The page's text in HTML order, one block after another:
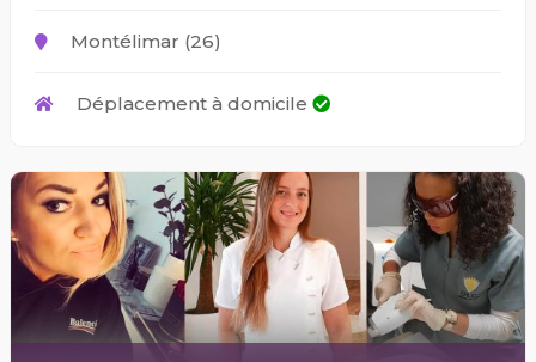
Montélimar (26)
Déplacement à domicile